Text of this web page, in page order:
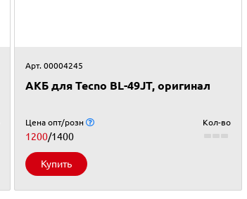
Арт. 00004245
АКБ для Tecno BL-49JT, оригинал
Цена опт/розн
1200/1400
Кол-во
Купить